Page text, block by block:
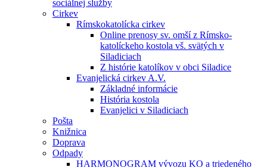
sociálnej služby
Cirkev
Rímskokatolícka cirkev
Online prenosy sv. omší z Rímsko-
katolíckeho kostola vš. svätých v
Siladiciach
Z histórie katolíkov v obci Siladice
Evanjelická cirkev A.V.
Základné informácie
História kostola
Evanjelici v Siladiciach
Pošta
Knižnica
Doprava
Odpady
HARMONOGRAM vývozu KO a triedeného